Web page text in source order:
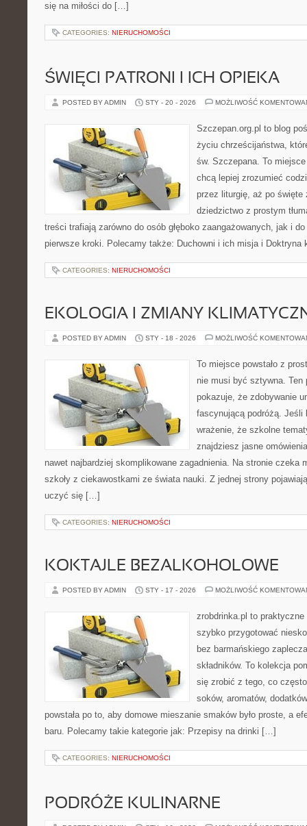
się na miłości do […]
CATEGORIES: NIERUCHOMOŚCI
ŚWIĘCI PATRONI I ICH OPIEKA
POSTED BY ADMIN STY - 20 - 2026 MOŻLIWOŚĆ
Szczepan.org.pl to blog
życiu chrześcijaństwa,
św. Szczepana. To
chcą lepiej zrozumieć
przez liturgię, aż po święte
dziedzictwo z prostym
treści trafiają zarówno do osób głęboko zaangażowanych, jak i
pierwsze kroki. Polecamy także: Duchowni i ich misja i Doktryna
CATEGORIES: NIERUCHOMOŚCI
EKOLOGIA I ZMIANY
POSTED BY ADMIN STY - 18 - 2026 MOŻLIWOŚĆ
To miejsce powstało z
nie musi być sztywna. Ten
pokazuje, że zdobywanie
fascynującą podróżą. Jeśli
wrażenie, że szkolne
znajdziesz jasne
nawet najbardziej skomplikowane zagadnienia. Na stronie czeka
szkoły z ciekawostkami ze świata nauki. Z jednej strony
uczyć się […]
CATEGORIES: NIERUCHOMOŚCI
KOKTAJLE BEZALKOHOLOWE
POSTED BY ADMIN STY - 17 - 2026 MOŻLIWOŚĆ
zrobdrinka.pl to
szybko przygotować
bez barmańskiego
składników. To kolekcja
się zrobić z tego, co
soków, aromatów,
powstała po to, aby domowe mieszanie smaków było proste, a
baru. Polecamy takie kategorie jak: Przepisy na drinki […]
CATEGORIES: NIERUCHOMOŚCI
PODRÓŻE KULINARNE